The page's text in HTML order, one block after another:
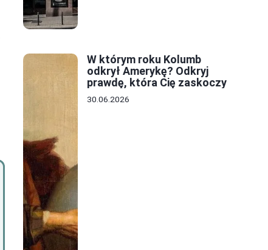
W którym roku Kolumb
odkrył Amerykę? Odkryj
prawdę, która Cię zaskoczy
30.06.2026